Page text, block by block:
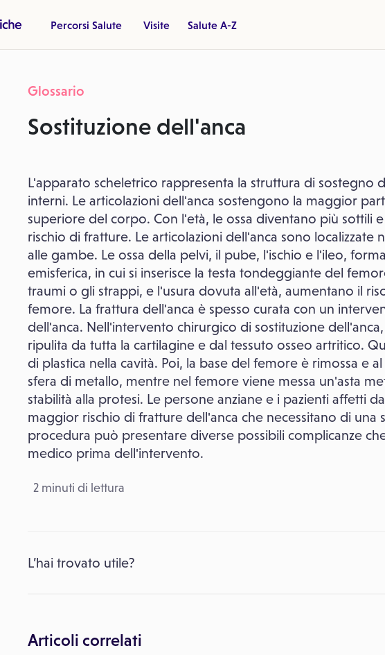
Percorsi Salute Visite Salute A-Z
Glossario
Sostituzione dell'anca
L'apparato scheletrico rappresenta la struttura di
interni. Le articolazioni dell'anca sostengono la maggior
superiore del corpo. Con l'età, le ossa diventano più sottili
rischio di fratture. Le articolazioni dell'anca sono localizzate
alle gambe. Le ossa della pelvi, il pube, l'ischio e l'ileo,
emisferica, in cui si inserisce la testa tondeggiante del
traumi o gli strappi, e l'usura dovuta all'età, aumentano il
femore. La frattura dell'anca è spesso curata con un
dell'anca. Nell'intervento chirurgico di sostituzione
ripulita da tutta la cartilagine e dal tessuto osseo artritico.
di plastica nella cavità. Poi, la base del femore è rimossa e
sfera di metallo, mentre nel femore viene messa un'asta
stabilità alla protesi. Le persone anziane e i pazienti affetti
maggior rischio di fratture dell'anca che necessitano di una
procedura può presentare diverse possibili complicanze
medico prima dell'intervento.
2 minuti di lettura
L’hai trovato utile?
Articoli correlati